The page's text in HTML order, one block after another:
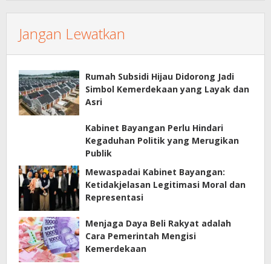
Jangan Lewatkan
Rumah Subsidi Hijau Didorong Jadi
Simbol Kemerdekaan yang Layak dan
Asri
Kabinet Bayangan Perlu Hindari
Kegaduhan Politik yang Merugikan
Publik
Mewaspadai Kabinet Bayangan:
Ketidakjelasan Legitimasi Moral dan
Representasi
Menjaga Daya Beli Rakyat adalah
Cara Pemerintah Mengisi
Kemerdekaan